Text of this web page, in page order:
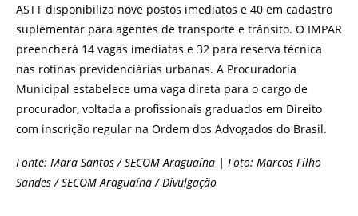
ASTT disponibiliza nove postos imediatos e 40 em cadastro
suplementar para agentes de transporte e trânsito. O IMPAR
preencherá 14 vagas imediatas e 32 para reserva técnica
nas rotinas previdenciárias urbanas. A Procuradoria
Municipal estabelece uma vaga direta para o cargo de
procurador, voltada a profissionais graduados em Direito
com inscrição regular na Ordem dos Advogados do Brasil.
Fonte: Mara Santos / SECOM Araguaína | Foto: Marcos Filho
Sandes / SECOM Araguaína / Divulgação